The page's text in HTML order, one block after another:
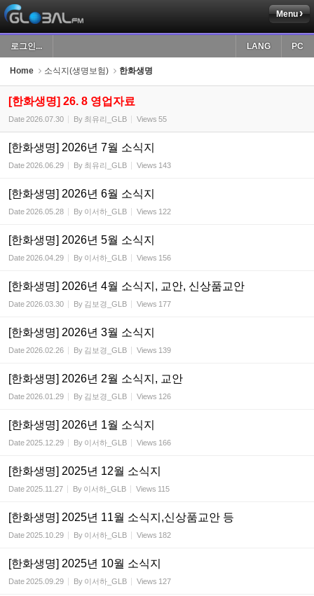
Menu
로그인... PC
LANG
Home 소식지(생명보험) 한화생명
[한화생명] 26. 8 영업자료
Date2026.07.30 By 최유리_GLB Views 55
[한화생명] 2026년 7월 소식지
Date2026.06.29 By 최유리_GLB Views 143
[한화생명] 2026년 6월 소식지
Date2026.05.28 By 이서하_GLB Views 122
[한화생명] 2026년 5월 소식지
Date2026.04.29 By 이서하_GLB Views 156
[한화생명] 2026년 4월 소식지, 교안, 신상품교안
Date2026.03.30 By 김보경_GLB Views 177
[한화생명] 2026년 3월 소식지
Date2026.02.26 By 김보경_GLB Views 139
[한화생명] 2026년 2월 소식지, 교안
Date2026.01.29 By 김보경_GLB Views 126
[한화생명] 2026년 1월 소식지
Date2025.12.29 By 이서하_GLB Views 166
[한화생명] 2025년 12월 소식지
Date2025.11.27 By 이서하_GLB Views 115
[한화생명] 2025년 11월 소식지,신상품교안 등
Date2025.10.29 By 이서하_GLB Views 182
[한화생명] 2025년 10월 소식지
Date2025.09.29 By 이서하_GLB Views 127
Sketchbook5, 스케치북5
Sketchbook5, 스케치북5